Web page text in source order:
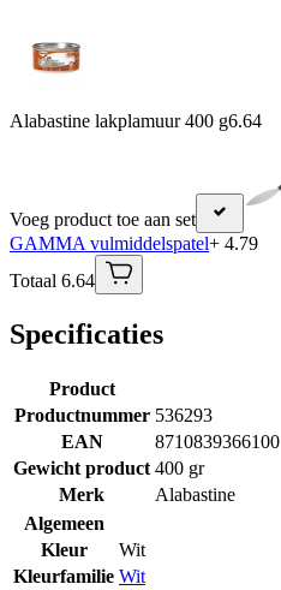
Alabastine lakplamuur 400 g6.64
Voeg product toe aan set
GAMMA vulmiddelspatel+ 4.79
Totaal 6.64
Specificaties
Product
Productnummer 536293
EAN
8710839366100
Gewicht product 400 gr
Merk
Alabastine
Algemeen
Kleur
Wit
Kleurfamilie Wit